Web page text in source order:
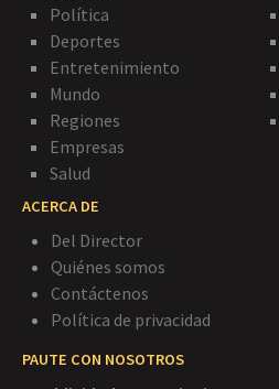
Política
Deportes
Entretenimiento
Mundo
Regiones
Empresas
Salud
ACERCA DE
Del Director
Quiénes somos
Contáctenos
Política de privacidad
PAUTE CON NOSOTROS